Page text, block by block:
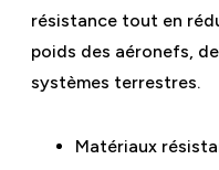
résistance tout en
poids des aéronefs,
systèmes terrestres.
Matériaux